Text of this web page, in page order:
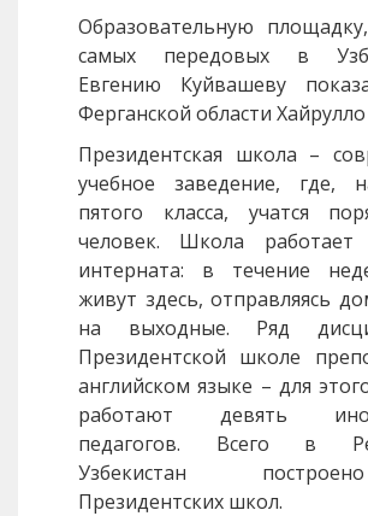
Образовательную
самых передовых в
Евгению Куйвашеву
Ферганской области
Президентская школа –
учебное заведение, где,
пятого класса, учатся
человек. Школа
интерната: в течение
живут здесь, отправляясь
на выходные. Ряд
Президентской школе
английском языке – для
работают девять
педагогов. Всего в
Узбекистан
Президентских школ.